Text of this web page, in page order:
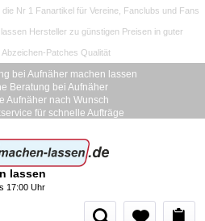
Nr 1 Fanartikel für Vereine, Fanclubs und Fans
Hersteller zu günstigen Preisen in guter
Abzeichen-Patches Qualität
bei Aufnäher machen lassen
Beratung bei Aufnäher
Aufnäher nach Wunsch
für schnelle Aufträge
lassen
17:00 Uhr